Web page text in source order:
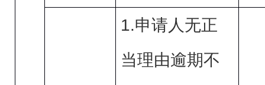
1.申请人无正
当理由逾期不